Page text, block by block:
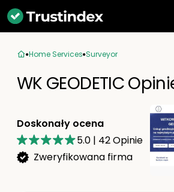
Home Services Surveyor
WK GEODETIC
Doskonały ocena
5.0 | 42Opinie
Zweryfikowana firma